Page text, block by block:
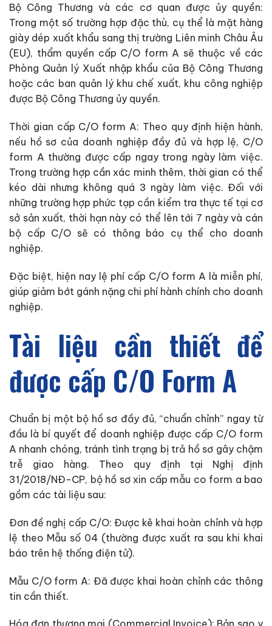
Bộ Công Thương và các cơ quan được ủy quyền:
Trong một số trường hợp đặc thù, cụ thể là mặt hàng
giày dép xuất khẩu sang thị trường Liên minh Châu Âu
(EU), thẩm quyền cấp C/O form A sẽ thuộc về các
Phòng Quản lý Xuất nhập khẩu của Bộ Công Thương
hoặc các ban quản lý khu chế xuất, khu công nghiệp
được Bộ Công Thương ủy quyền.
Thời gian cấp C/O form A: Theo quy định hiện hành,
nếu hồ sơ của doanh nghiệp đầy đủ và hợp lệ, C/O
form A thường được cấp ngay trong ngày làm việc.
Trong trường hợp cần xác minh thêm, thời gian có thể
kéo dài nhưng không quá 3 ngày làm việc. Đối với
những trường hợp phức tạp cần kiểm tra thực tế tại cơ
sở sản xuất, thời hạn này có thể lên tới 7 ngày và cán
bộ cấp C/O sẽ có thông báo cụ thể cho doanh
nghiệp.
Đặc biệt, hiện nay lệ phí cấp C/O form A là miễn phí,
giúp giảm bớt gánh nặng chi phí hành chính cho doanh
nghiệp.
Tài liệu cần thiết để
được cấp C/O Form A
Chuẩn bị một bộ hồ sơ đầy đủ, “chuẩn chỉnh” ngay từ
đầu là bí quyết để doanh nghiệp được cấp C/O form
A nhanh chóng, tránh tình trạng bị trả hồ sơ gây chậm
trễ giao hàng. Theo quy định tại Nghị định
31/2018/NĐ-CP, bộ hồ sơ xin cấp mẫu co form a bao
gồm các tài liệu sau:
Đơn đề nghị cấp C/O: Được kê khai hoàn chỉnh và hợp
lệ theo Mẫu số 04 (thường được xuất ra sau khi khai
báo trên hệ thống điện tử).
Mẫu C/O form A: Đã được khai hoàn chỉnh các thông
tin cần thiết.